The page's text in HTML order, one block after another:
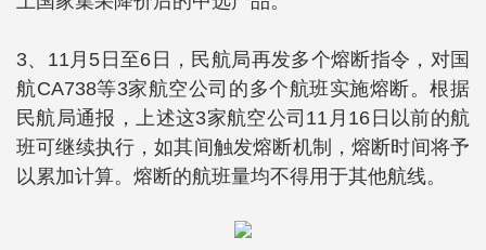
3、11月5日至6日，民航局再发多个熔断指令，对国
航CA738等3家航空公司的多个航班实施熔断。根据
民航局通报，上述这3家航空公司11月16日以前的航
班可继续执行，如其间触发熔断机制，熔断时间将予
以累加计算。熔断的航班量均不得用于其他航线。